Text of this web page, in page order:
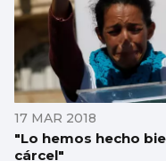
17 MAR 2018
"Lo hemos hecho
cárcel"